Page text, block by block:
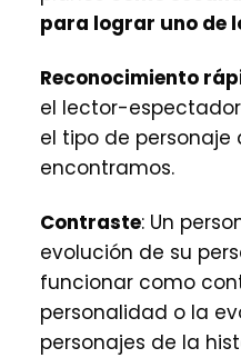
para lograr uno de
Reconocimiento
el lector-
el tipo de personaje
encontramos.
Contraste: Un
evolución de su
funcionar como
personalidad o la
personajes de la